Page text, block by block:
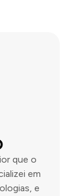
que o
em
e